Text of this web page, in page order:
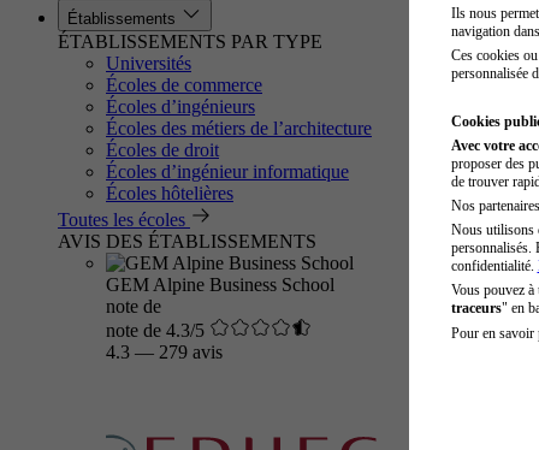
Établissements
ÉTABLISSEMENTS PAR TYPE
Universités
Écoles de commerce
Écoles d’ingénieurs
Écoles des métiers de l’architecture
Écoles de droit
Écoles d’ingénieur informatique
Écoles hôtelières
Toutes les écoles
AVIS DES ÉTABLISSEMENTS
GEM Alpine Business School
note de
note de 4.3/5
4.3 — 279 avis
Ils nous
navigation
Ces cookies
personnalisée
Cookies
Avec votre
proposer des
de trouver
Nos
Nous utilisons
personnalisés.
confidentialité.
Vous pouvez
traceurs" en
Pour en